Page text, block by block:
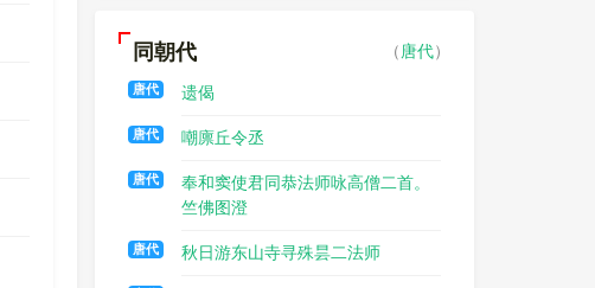
同朝代 （ 唐代）
唐代 遗偈
唐代 嘲廪丘令丞
唐代
奉和窦使君同恭法师咏高僧二首。
竺佛图澄
唐代 秋日游东山寺寻殊昙二法师